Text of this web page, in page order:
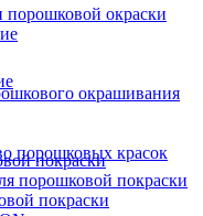
порошковой окраски
окрашивания
порошковых красок
покраски
порошковой покраски
покраски